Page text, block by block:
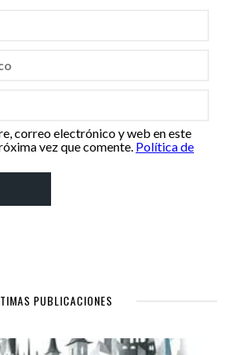
correo electrónico y web en este
vez que comente. Política de
PUBLICACIONES